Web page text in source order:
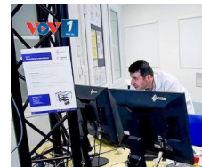
Chuyên gia của bạn
Xã hội chuyển động
Bước chân đến trường